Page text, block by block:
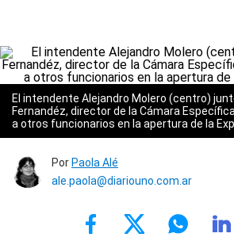
El intendente Alejandro Molero (centro)
Fernandéz, director de la Cámara
a otros funcionarios en la apertura de la
Por Paola Alé
ale.paola@diariouno.com.ar